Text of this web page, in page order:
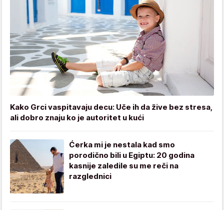
Kako Grci vaspitavaju decu: Uče ih da žive bez stresa,
ali dobro znaju ko je autoritet u kući
Ćerka mi je nestala kad smo
porodično bili u Egiptu: 20 godina
kasnije zaledile su me reči na
razglednici